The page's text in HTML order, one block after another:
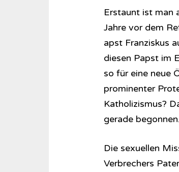
Erstaunt ist man
Jahre vor dem
apst Franziskus
diesen Papst im
so für eine neue
prominenter
Katholizismus?
gerade
Die sexuellen
Verbrechers